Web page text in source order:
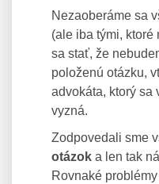
Nezaoberáme sa
(ale iba tými, ktoré
sa stať, že
položenú otázku,
advokáta, ktorý sa
vyzná.
Zodpovedali sme
otázok a len tak
Rovnaké